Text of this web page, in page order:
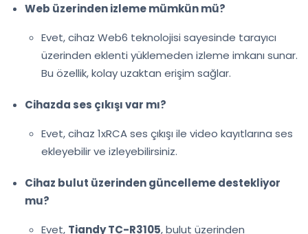
Web üzerinden izleme mümkün mü?
Evet, cihaz Web6 teknolojisi sayesinde tarayıcı
üzerinden eklenti yüklemeden izleme imkanı sunar.
Bu özellik, kolay uzaktan erişim sağlar.
Cihazda ses çıkışı var mı?
Evet, cihaz 1xRCA ses çıkışı ile video kayıtlarına ses
ekleyebilir ve izleyebilirsiniz.
Cihaz bulut üzerinden güncelleme destekliyor
mu?
Evet, Tiandy TC-R3105, bulut üzerinden